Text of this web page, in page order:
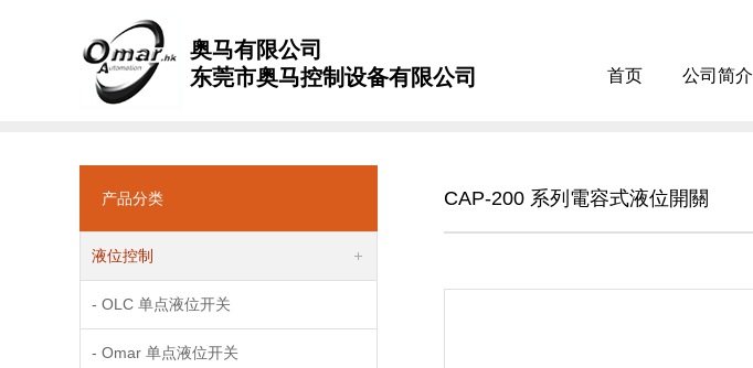
奥马有限公司
东莞市奥马控制设备有限公司
首页 公司简介
产品分类
液位控制
- OLC 单点液位开关
- Omar 单点液位开关
CAP-200 系列電容式液位開關